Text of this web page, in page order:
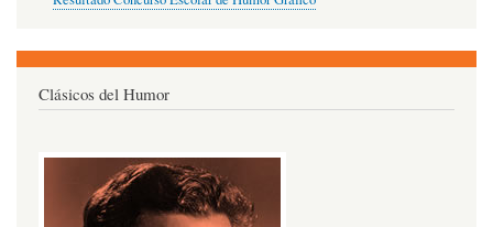
Clásicos del Humor